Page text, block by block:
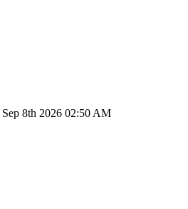
Sep 8th 2026 02:50 AM